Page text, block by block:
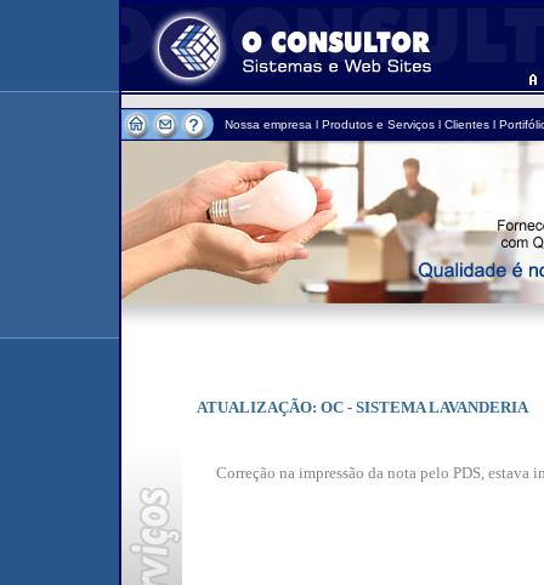
Nossa empresa l Produtos e Serviços l Clientes l
ATUALIZAÇÃO: OC - SISTEMA LAVANDERIA
Correção na impressão da nota pelo PDS, estava